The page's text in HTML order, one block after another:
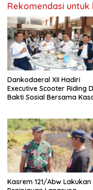
Rekomendasi untuk
Dankodaeral XII Hadiri
Executive Scooter Riding
Bakti Sosial Bersama
Kasrem 121/Abw Lakukan